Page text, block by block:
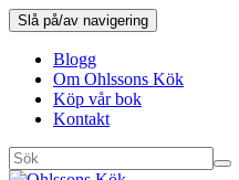
Slå på/av navigering
Blogg
Om Ohlssons Kök
Köp vår bok
Kontakt